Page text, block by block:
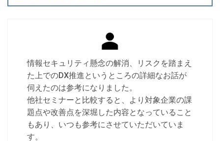
情報セキュリティ懸念の解消、リスクを踏まえ
た上でのDX推進というところの詳細なお話が
伺えたのは参考になりました。
他社セミナーと比較すると、より対象企業の課
題点や改善点を深堀した内容となっていること
もあり、いつも参考にさせていただいていま
す。